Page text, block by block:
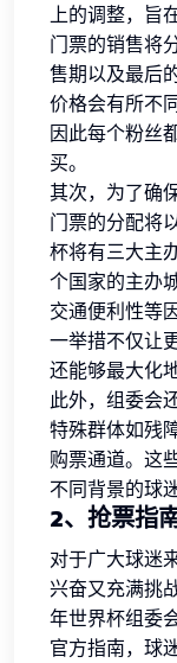
上的调整，旨
门票的销售将
售期以及最后
价格会有所不
因此每个粉丝
买。
其次，为了确
门票的分配将
杯将有三大主
个国家的主办
交通便利性等
一举措不仅让
还能够最大化
此外，组委会
特殊群体如残
购票通道。这
不同背景的球
2、抢票指
对于广大球迷
兴奋又充满挑
年世界杯组委
官方指南，球